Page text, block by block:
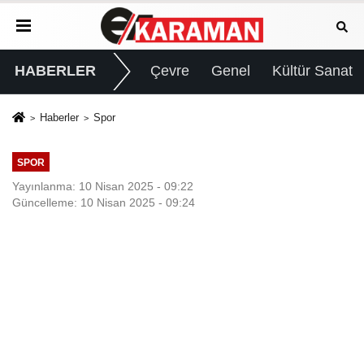
HABERLER Çevre Genel Kültür Sanat
Haberler Spor
SPOR
Yayınlanma: 10 Nisan 2025 - 09:22
Güncelleme: 10 Nisan 2025 - 09:24